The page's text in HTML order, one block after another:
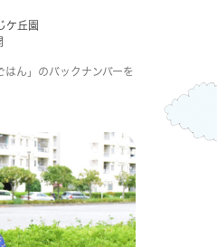
ケ丘園
はん」のバックナンバーを